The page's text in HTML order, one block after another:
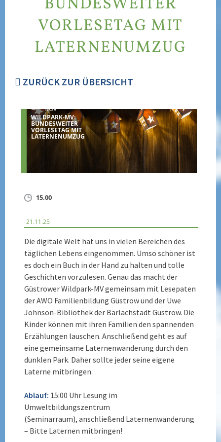
BUNDESWEITER
VORLESETAG MIT
LATERNENUMZUG
ZURÜCK ZUR ÜBERSICHT
21 NOV
WILDPARK-MV:
BUNDESWEITER
VORLESETAG MIT
LATERNENUMZUG
15.00
21.11.25
Die digitale Welt hat uns in vielen Bereichen des
täglichen Lebens eingenommen. Umso schöner ist
es doch ein Buch in der Hand zu halten und tolle
Geschichten vorzulesen. Genau das macht der
Güstrower Wildpark-MV gemeinsam mit Lesepaten
der AWO Familienbildung Güstrow und der Uwe
Johnson-Bibliothek der Barlachstadt Güstrow. Die
Kinder können mit ihren Familien den spannenden
Erzählungen lauschen. Anschließend geht es auf
eine gemeinsame Laternenwanderung durch den
dunklen Park. Daher sollte jeder seine eigene
Laterne mitbringen.
Ablauf: 15:00 Uhr Lesung im
Umweltbildungszentrum
(Seminarraum), anschließend Laternenwanderung
– Bitte Laternen mitbringen!